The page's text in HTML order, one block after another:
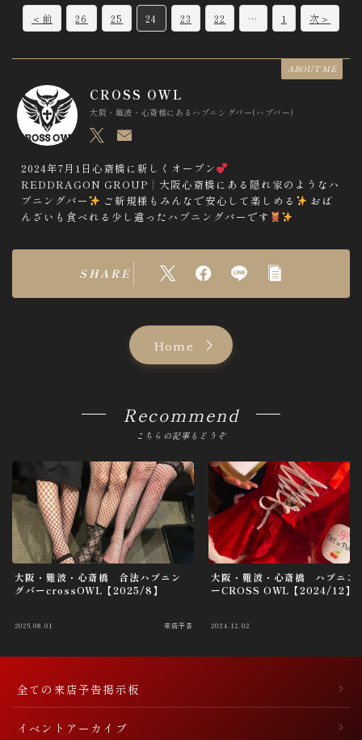
m
m
e
n
g
＜前 26 25 24 23 22 … 1 次＞
ABOUT ME
CROSS OWL
大阪・難波・心斎橋にあるハプニングバー(ハプバー)
2024年7月1日心斎橋に新しくオープン
REDDRAGON GROUP┊︎大阪心斎橋にある隠れ家のようなハ
プニングバー
ご新規様もみんなで安心して楽しめる
おば
んざいも食べれる少し違ったハプニングバーです
SHARE
Home
Recommend
こちらの記事もどうぞ
大阪・難波・心斎橋 合法ハプニン
グバーcrossOWL【2025/8】
2025.08.01 来店予告
大阪・難波・心斎橋 ハプニン
ーCROSS OWL【2024/12】
2024.12.02
全ての来店予告掲示板
イベントアーカイブ